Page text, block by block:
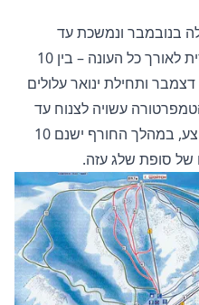
בנובמבר ונמשכת עד
אפריל. הטמפרטורות יציבות יחסית לאורך כל העונה – בין 10
ותחילת ינואר עלולים
עשויה לצנוח עד
ל-40 מעלות מתחת לאפס. בממוצע, במהלך החורף ישנם 10
של סופת שלג עזה.